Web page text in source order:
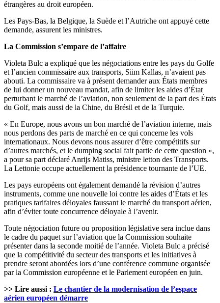
étrangères au droit européen.
Les Pays-Bas, la Belgique, la Suède et l’Autriche ont appuyé cette
demande, assurent les ministres.
La Commission s’empare de l’affaire
Violeta Bulc a expliqué que les négociations entre les pays du Golfe
et l’ancien commissaire aux transports, Siim Kallas, n’avaient pas
abouti. La commissaire va à présent demander aux États membres
de lui donner un nouveau mandat, afin de limiter les aides d’État
perturbant le marché de l’aviation, non seulement de la part des États
du Golf, mais aussi de la Chine, du Brésil et de la Turquie.
« En Europe, nous avons un bon marché de l’aviation interne, mais
nous perdons des parts de marché en ce qui concerne les vols
internationaux. Nous devons nous assurer d’être compétitifs sur
d’autres marchés, et le dumping social fait partie de cette question »,
a pour sa part déclaré Anrijs Matiss, ministre letton des Transports.
La Lettonie occupe actuellement la présidence tournante de l’UE.
Les pays européens ont également demandé la révision d’autres
instruments, comme une nouvelle loi contre les aides d’États et les
pratiques tarifaires déloyales faussant le marché du transport aérien,
afin d’éviter toute concurrence déloyale à l’avenir.
Toute négociation future ou proposition législative sera inclue dans
le cadre du paquet sur l’aviation que la Commission souhaite
présenter dans la seconde moitié de l’année. Violeta Bulc a précisé
que la compétitivité du secteur des transports et les initiatives à
prendre seront abordées lors d’une conférence commune organisée
par la Commission européenne et le Parlement européen en juin.
>> Lire aussi : Le chantier de la modernisation de l’espace
aérien européen démarre